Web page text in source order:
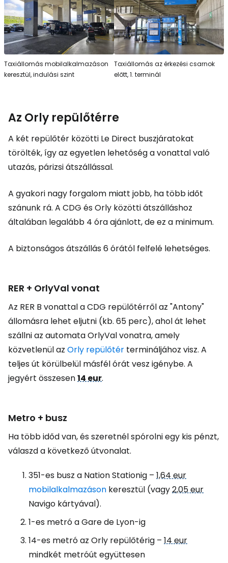
Taxiállomás mobilalkalmazáson
keresztül, indulási szint
Taxiállomás az érkezési csarnok
előtt, 1. terminál
Az Orly repülőtérre
A két repülőtér közötti Le Direct buszjáratokat
törölték, így az egyetlen lehetőség a vonattal való
utazás, párizsi átszállással.
A gyakori nagy forgalom miatt jobb, ha több időt
szánunk rá. A CDG és Orly közötti átszálláshoz
általában legalább 4 óra ajánlott, de ez a minimum.
A biztonságos átszállás 6 órától felfelé lehetséges.
RER + OrlyVal vonat
Az RER B vonattal a CDG repülőtérről az "Antony"
állomásra lehet eljutni (kb. 65 perc), ahol át lehet
szállni az automata OrlyVal vonatra, amely
közvetlenül az Orly repülőtér termináljához visz. A
teljes út körülbelül másfél órát vesz igénybe. A
jegyért összesen14 eur.
Metro + busz
Ha több időd van, és szeretnél spórolni egy kis pénzt,
válaszd a következő útvonalat.
351-es busz a Nation Stationig – 1,64 eur
mobilalkalmazáson keresztül (vagy2,05 eur
Navigo kártyával).
1-es metró a Gare de Lyon-ig
14-es metró az Orly repülőtérig – 14 eur
mindkét metróút együttesen